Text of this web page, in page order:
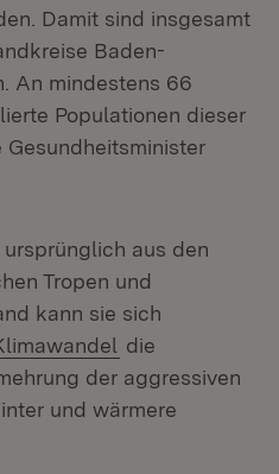
Damit sind insgesamt
Baden-
An mindestens 66
Populationen dieser
Gesundheitsminister
aus den
Tropen und
kann sie sich
(Öffnet in
die
der aggressiven
und wärmere